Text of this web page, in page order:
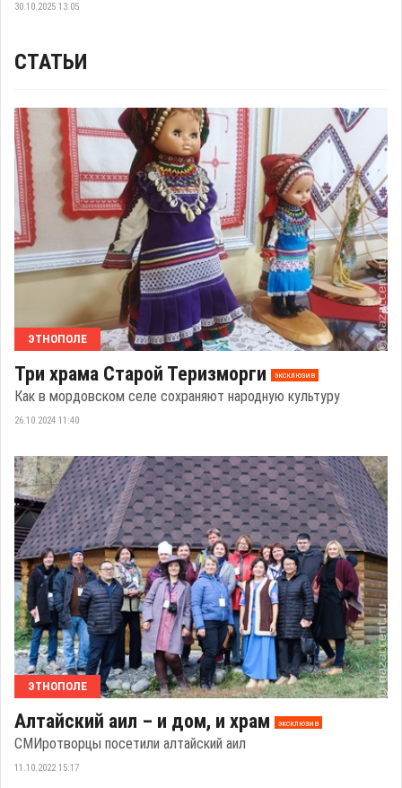
30.10.2025 13:05
СТАТЬИ
ЭТНОПОЛЕ
Три храма Старой Теризморги эксклюзив
Как в мордовском селе сохраняют народную культуру
26.10.2024 11:40
ЭТНОПОЛЕ
Алтайский аил – и дом, и храм эксклюзив
СМИротворцы посетили алтайский аил
11.10.2022 15:17